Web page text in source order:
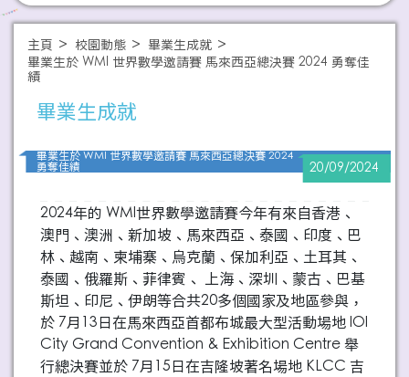
主頁 校園動態
畢業生成就
畢業生於 WMI 世界數學邀請賽 馬來西亞總決賽 2024 勇奪佳
績
畢業生成就
畢業生於 WMI 世界數學邀請賽 馬來西亞總決賽 2024
勇奪佳績 20/09/2024
2024年的 WMI世界數學邀請賽今年有來自香港、
澳門、澳洲、新加坡、馬來西亞、泰國、印度、巴
林、越南、柬埔寨、烏克蘭、保加利亞、土耳其、
泰國、俄羅斯、菲律賓、 上海、深圳、蒙古、巴基
斯坦、印尼、伊朗等合共20多個國家及地區參與，
於 7月13日在馬來西亞首都布城最大型活動場地 IOI
City Grand Convention & Exhibition Centre 舉
行總決賽並於 7月15日在吉隆坡著名場地 KLCC 吉